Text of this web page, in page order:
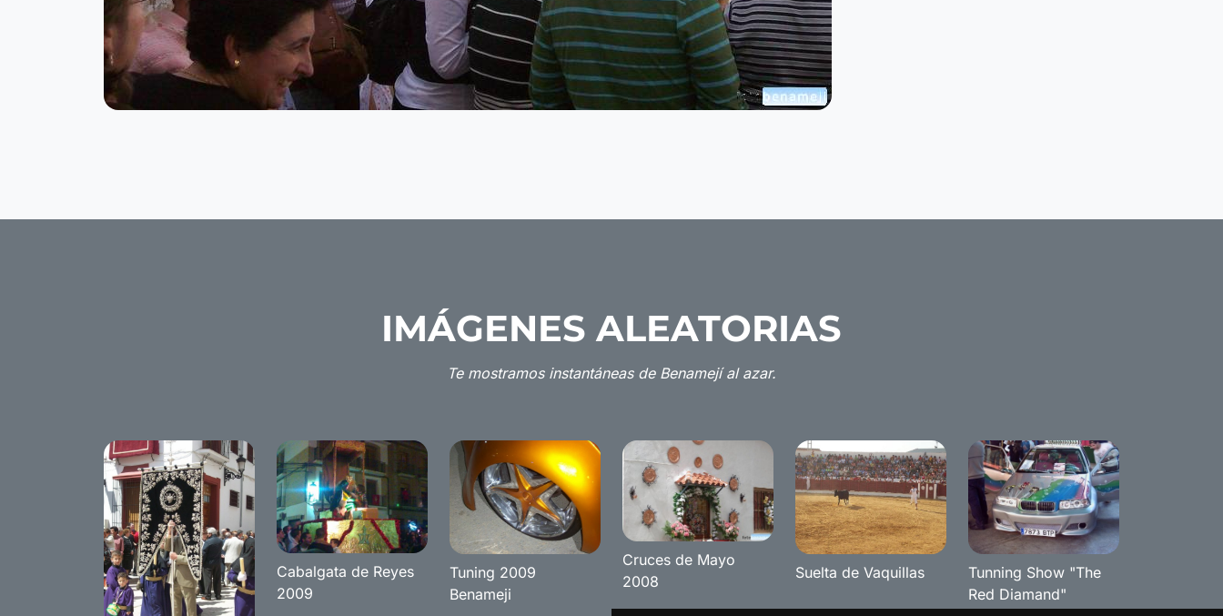
IMÁGENES ALEATORIAS
Te mostramos instantáneas de Benamejí al azar.
Cabalgata de Reyes
2009
Tuning 2009
Benameji
Cruces de Mayo
2008
Suelta de Vaquillas
Tunning Show "The
Red Diamand"